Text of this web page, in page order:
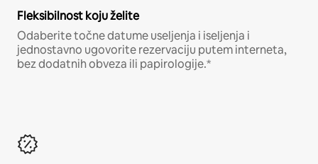
Fleksibilnost koju želite
Odaberite točne datume useljenja i iseljenja i
jednostavno ugovorite rezervaciju putem interneta,
bez dodatnih obveza ili papirologije.*